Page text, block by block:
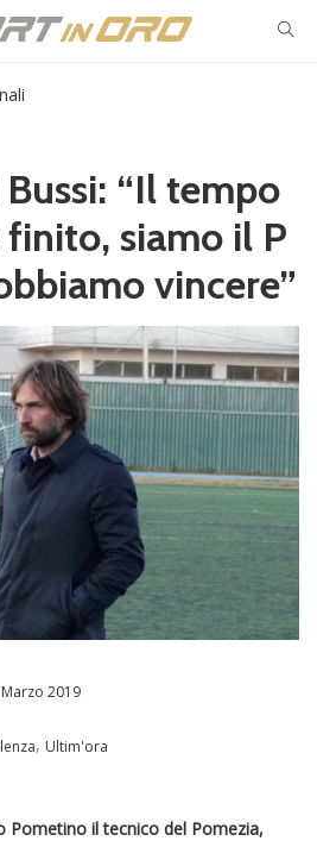
“Il tempo
siamo il P
vincere”
2019
, Ultim'ora
Pometino il tecnico del Pomezia,